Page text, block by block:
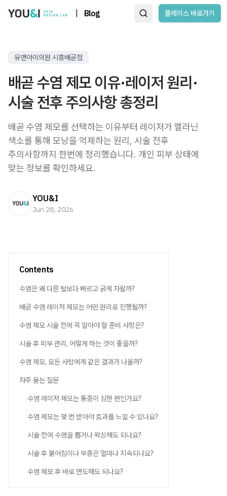
Blog 플레이스 바로가기
유앤아이의원 시흥배곧점
배곧 수염 제모 이유·레이저 원리·
시술 전후 주의사항 총정리
배곧 수염 제모를 선택하는 이유부터 레이저가 멜라닌
색소를 통해 모낭을 억제하는 원리, 시술 전후
주의사항까지 한번에 정리했습니다. 개인 피부 상태에
맞는 정보를 확인하세요.
YOU&I
Jun 28, 2026
Contents
수염은 왜 다른 털보다 빠르고 굵게 자랄까?
배곧 수염 레이저 제모는 어떤 원리로 진행될까?
수염 제모 시술 전에 꼭 알아야 할 준비 사항은?
시술 후 피부 관리, 어떻게 하는 것이 좋을까?
수염 제모, 모든 사람에게 같은 결과가 나올까?
자주 묻는 질문
수염 레이저 제모는 통증이 심한 편인가요?
수염 제모는 몇 번 받아야 효과를 느낄 수 있나요?
시술 전에 수염을 뽑거나 왁싱해도 되나요?
시술 후 붉어짐이나 부종은 얼마나 지속되나요?
수염 제모 후 바로 면도해도 되나요?